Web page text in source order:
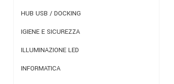
HUB USB / DOCKING
IGIENE E SICUREZZA
ILLUMINAZIONE LED
INFORMATICA